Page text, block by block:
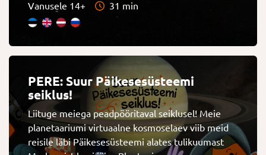
Vanusele 14+ 31 min
PERE: Suur Päikesesüsteemi
seiklus!
Liituge meiega peadpööritaval seiklusel! Meie
planetaariumi virtuaalne kosmoselaev viib meid
reisile läbi Päikesesüsteemi alates tulikuumast